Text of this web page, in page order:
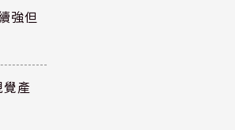
強但
產